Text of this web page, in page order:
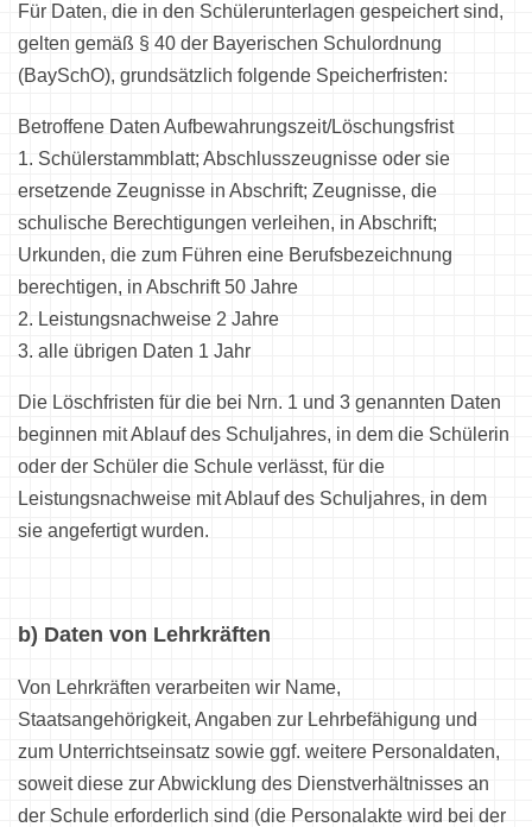
Für Daten, die in den Schülerunterlagen gespeichert sind,
gelten gemäß § 40 der Bayerischen Schulordnung
(BaySchO), grundsätzlich folgende Speicherfristen:
Betroffene Daten Aufbewahrungszeit/Löschungsfrist
1. Schülerstammblatt; Abschlusszeugnisse oder sie
ersetzende Zeugnisse in Abschrift; Zeugnisse, die
schulische Berechtigungen verleihen, in Abschrift;
Urkunden, die zum Führen eine Berufsbezeichnung
berechtigen, in Abschrift 50 Jahre
2. Leistungsnachweise 2 Jahre
3. alle übrigen Daten 1 Jahr
Die Löschfristen für die bei Nrn. 1 und 3 genannten Daten
beginnen mit Ablauf des Schuljahres, in dem die Schülerin
oder der Schüler die Schule verlässt, für die
Leistungsnachweise mit Ablauf des Schuljahres, in dem
sie angefertigt wurden.
b) Daten von Lehrkräften
Von Lehrkräften verarbeiten wir Name,
Staatsangehörigkeit, Angaben zur Lehrbefähigung und
zum Unterrichtseinsatz sowie ggf. weitere Personaldaten,
soweit diese zur Abwicklung des Dienstverhältnisses an
der Schule erforderlich sind (die Personalakte wird bei der